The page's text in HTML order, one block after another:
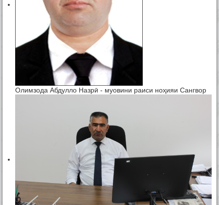
Олимзода Абдулло Назрӣ - муовини раиси ноҳияи Сангвор